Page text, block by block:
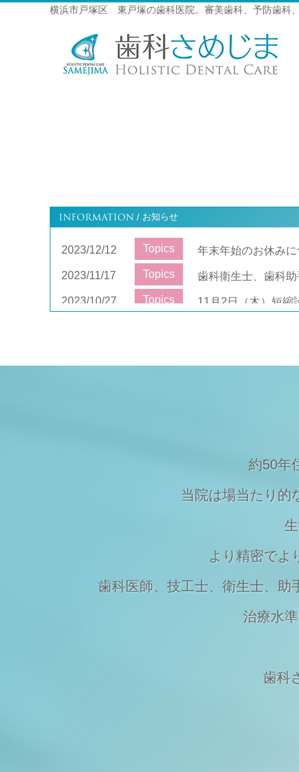
横浜市戸塚区 東戸塚の歯科医院。審美歯科、予防歯科
INFORMATION / お知らせ
2023/12/12 Topics 年末年始のお休みに
2023/11/17 Topics 歯科衛生士、歯科助
2023/10/27 Topics 11月2日（木）短縮
約50年
当院は場当たり的
より精密でよ
歯科医師、技工士、衛生士、助
治療水
歯科